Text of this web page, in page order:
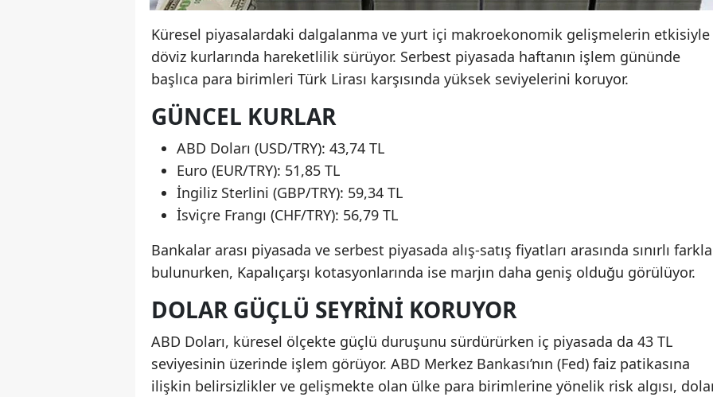
Küresel piyasalardaki dalgalanma ve yurt içi makroekonomik gelişmelerin etkisiyle
döviz kurlarında hareketlilik sürüyor. Serbest piyasada haftanın işlem gününde
başlıca para birimleri Türk Lirası karşısında yüksek seviyelerini koruyor.
GÜNCEL KURLAR
ABD Doları (USD/TRY): 43,74 TL
Euro (EUR/TRY): 51,85 TL
İngiliz Sterlini (GBP/TRY): 59,34 TL
İsviçre Frangı (CHF/TRY): 56,79 TL
Bankalar arası piyasada ve serbest piyasada alış-satış fiyatları arasında sınırlı
bulunurken, Kapalıçarşı kotasyonlarında ise marjın daha geniş olduğu görülüyor.
DOLAR GÜÇLÜ SEYRINI KORUYOR
ABD Doları, küresel ölçekte güçlü duruşunu sürdürürken iç piyasada da 43 TL
seviyesinin üzerinde işlem görüyor. ABD Merkez Bankası’nın (Fed) faiz patikasına
ilişkin belirsizlikler ve gelişmekte olan ülke para birimlerine yönelik risk algısı,